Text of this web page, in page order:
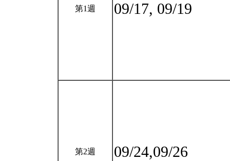
第1週 09/17, 09/19
第2週 09/24,09/26